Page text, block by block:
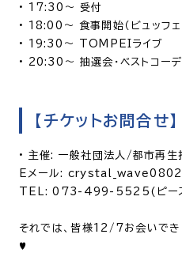
•
17:30〜 受付
•
18:00〜 食事開始（ビュッフェ
•
19:30〜 TOMPEIライブ
•
20:30〜 抽選会・ベストコー
【チケットお問合せ】
•
主催: 一般社団法人/都市再生
Eメール:
TEL: 073-499-5525(ピース
それでは、皆様12/7お会いでき
♥